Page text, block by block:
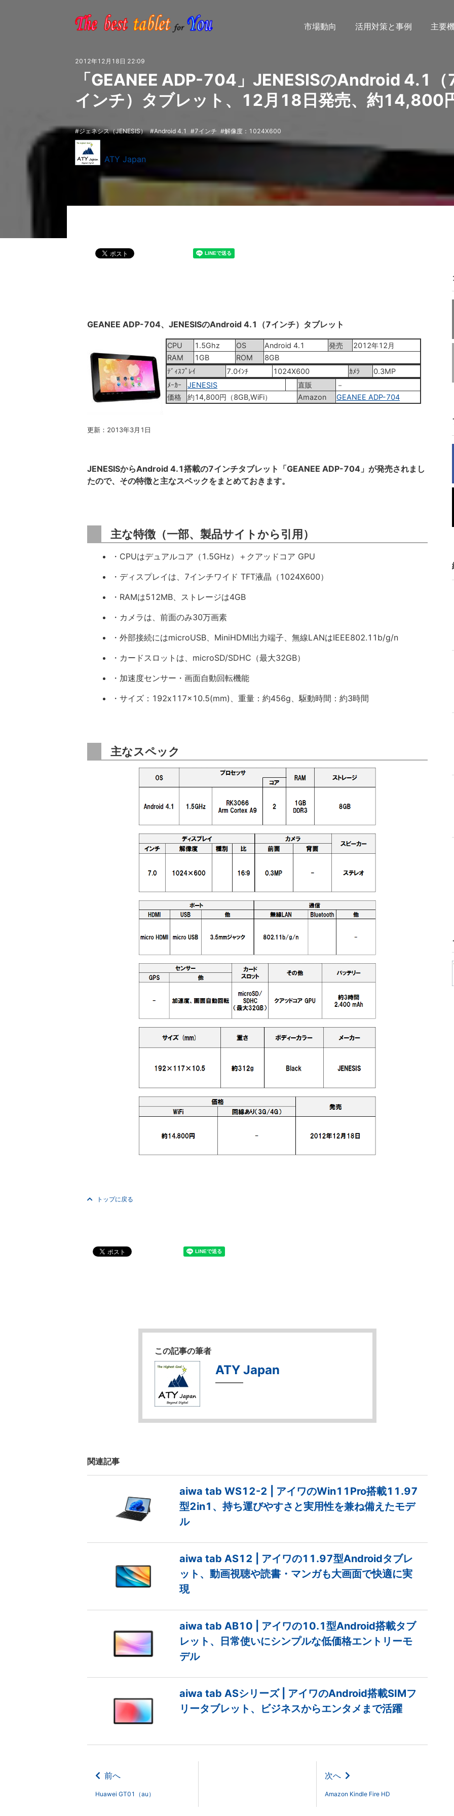
市場動向 活用対策と事例 主要
2012年12月18日 22:09
「GEANEE ADP-704」JENESISのAndroid 4.1（
インチ）タブレット、12月18日発売、約14,800
ジェネシス（JENESIS） Android 4.1 7インチ 解像度：1024X600
ATY Japan
GEANEE ADP-704、JENESISのAndroid 4.1（7インチ）タブレット
CPU 1.5Ghz OS Android 4.1 発売
2012年12月
RAM
1GB ROM
8GB
ﾃﾞｨｽﾌﾟﾚｲ
7.0ｲﾝﾁ 1024X600 ｶﾒﾗ
0.3MP
ﾒｰｶｰ
JENESIS 直販
－
価格
約14,800円（8GB,WiFi） Amazon GEANEE ADP-704
更新：2013年3月1日
JENESISからAndroid 4.1搭載の7インチタブレット「GEANEE ADP-704」が発売されまし
たので、その特徴と主なスペックをまとめておきます。
主な特徴（一部、製品サイトから引用）
・CPUはデュアルコア（1.5GHz）＋クアッドコア GPU
・ディスプレイは、7インチワイド TFT液晶（1024X600）
・RAMは512MB、ストレージは4GB
・カメラは、前面のみ30万画素
・外部接続にはmicroUSB、MiniHDMI出力端子、無線LANはIEEE802.11b/g/n
・カードスロットは、microSD/SDHC（最大32GB）
・加速度センサー・画面自動回転機能
・サイズ：192x117x10.5(mm)、重量：約456g、駆動時間：約3時間
主なスペック
トップに戻る
この記事の筆者
ATY Japan
関連記事
aiwa tab WS12-2 | アイワのWin11Pro搭載11.97
型2in1、持ち運びやすさと実用性を兼ね備えたモデ
ル
aiwa tab AS12 | アイワの11.97型Androidタブレ
ット、動画視聴や読書・マンガも大画面で快適に実
現
aiwa tab AB10 | アイワの10.1型Android搭載タブ
レット、日常使いにシンプルな低価格エントリーモ
デル
aiwa tab ASシリーズ | アイワのAndroid搭載SIMフ
リータブレット、ビジネスからエンタメまで活躍
前へ
Huawei GT01（au）
次へ
Amazon Kindle Fire HD